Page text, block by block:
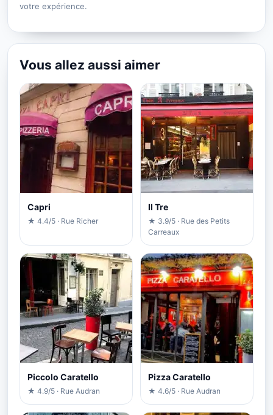
votre expérience.
Vous allez aussi aimer
Capri
★ 4.4/5 · Rue Richer
Il Tre
★ 3.9/5 · Rue des Petits
Carreaux
Piccolo Caratello
★ 4.9/5 · Rue Audran
Pizza Caratello
★ 4.6/5 · Rue Audran